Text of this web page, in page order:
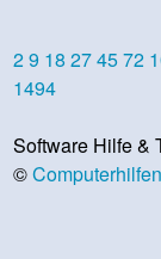
29 18 274572
1494
Software Hilfe &
©